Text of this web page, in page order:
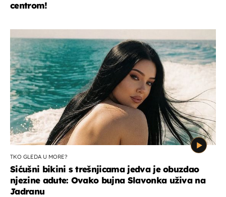
centrom!
TKO GLEDA U MORE?
Sićušni bikini s trešnjicama jedva je obuzdao
njezine adute: Ovako bujna Slavonka uživa na
Jadranu